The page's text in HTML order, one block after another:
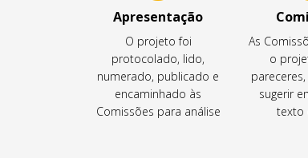
Apresentação
O projeto foi
protocolado, lido,
numerado, publicado e
encaminhado às
Comissões para análise
As
o
sugerir
texto